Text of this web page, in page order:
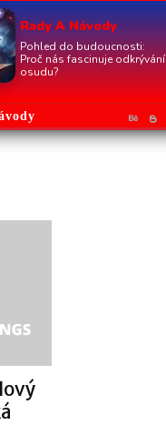
Rady A Návody
Pohled do budoucnosti:
Proč nás fascinuje odkrývání
osudu?